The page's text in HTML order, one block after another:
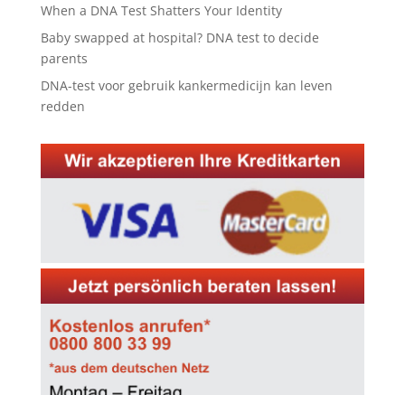
When a DNA Test Shatters Your Identity
Baby swapped at hospital? DNA test to decide
parents
DNA-test voor gebruik kankermedicijn kan leven
redden